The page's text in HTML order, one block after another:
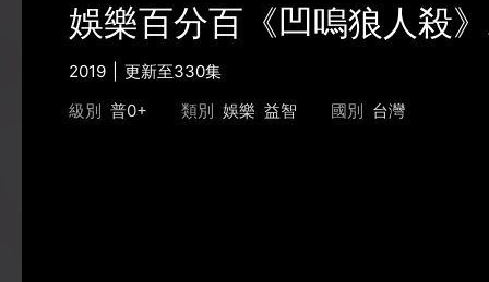
娛樂百分百《凹嗚狼人殺
2019
更新至330集
級別 普0+ 類別 娛樂 益智 國別 台灣